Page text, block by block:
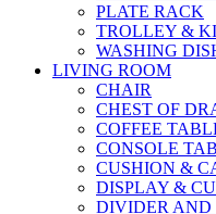
PLATE RACK
TROLLEY &
WASHING
LIVING ROOM
CHAIR
CHEST OF
COFFEE
CONSOLE
CUSHION &
DISPLAY &
DIVIDER AND